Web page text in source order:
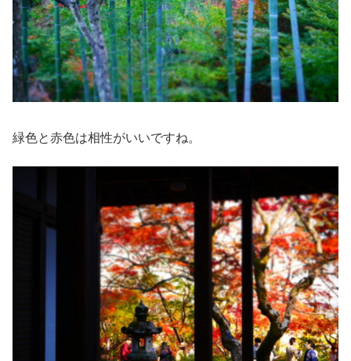
緑色と赤色は相性がいいですね。